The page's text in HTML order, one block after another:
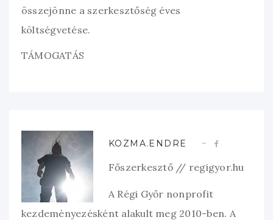
összejönne a szerkesztőség éves
költségvetése.
TÁMOGATÁS
KOZMA.ENDRE
Főszerkesztő // regigyor.hu
A Régi Győr nonprofit
kezdeményezésként alakult meg 2010-ben. A